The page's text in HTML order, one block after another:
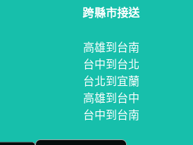
跨縣市接送
高雄到台南
台中到台北
台北到宜蘭
高雄到台中
台中到台南